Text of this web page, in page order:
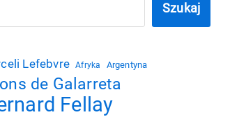
Szukaj
Lefebvre Afryka Argentyna
de Galarreta
Fellay